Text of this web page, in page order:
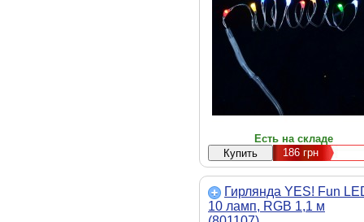
Есть на складе
186грн
Гирлянда YES! Fun
10 ламп, RGB 1,1 м